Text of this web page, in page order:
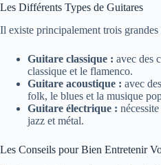
Les Différents Types de Guitares
Il existe principalement trois grandes
Guitare classique : avec des
classique et le flamenco.
Guitare acoustique : avec
folk, le blues et la musique
Guitare électrique :
jazz et métal.
Les Conseils pour Bien Entretenir